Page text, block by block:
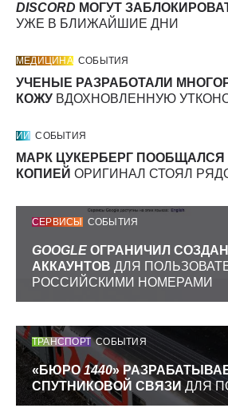
DISCORD МОГУТ
УЖЕ В БЛИЖАЙШИЕ ДНИ
МЕДИЦИНА СОБЫТИЯ
УЧЕНЫЕ РАЗРАБОТАЛИ
КОЖУ ВДОХНОВЛЕННУЮ
ИИ СОБЫТИЯ
МАРК ЦУКЕРБЕРГ
КОПИЕЙ ОРИГИНАЛ СТОЯЛ
СЕРВИСЫ СОБЫТИЯ
GOOGLE ОГРАНИЧИЛ
АККАУНТОВ ДЛЯ
РОССИЙСКИМИ НОМЕРАМИ
ТРАНСПОРТ СОБЫТИЯ
«БЮРО1440»
СПУТНИКОВОЙ СВЯЗИ ДЛЯ